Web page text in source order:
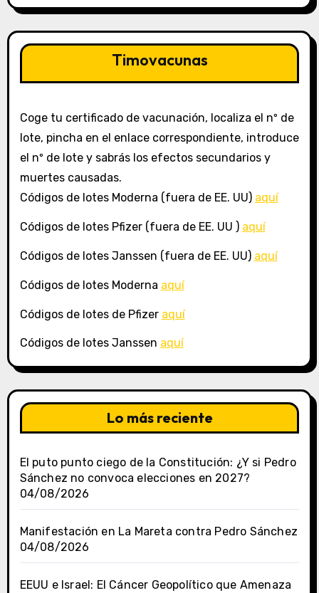
Timovacunas
Coge tu certificado de vacunación, localiza el nº de
lote, pincha en el enlace correspondiente, introduce
el nº de lote y sabrás los efectos secundarios y
muertes causadas.
Códigos de lotes Moderna (fuera de EE. UU) aquí
Códigos de lotes Pfizer (fuera de EE. UU ) aquí
Códigos de lotes Janssen (fuera de EE. UU) aquí
Códigos de lotes Moderna aquí
Códigos de lotes de Pfizer aquí
Códigos de lotes Janssen aquí
Lo más reciente
El puto punto ciego de la Constitución: ¿Y si Pedro
Sánchez no convoca elecciones en 2027?
04/08/2026
Manifestación en La Mareta contra Pedro Sánchez
04/08/2026
EEUU e Israel: El Cáncer Geopolítico que Amenaza